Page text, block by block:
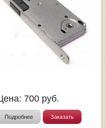
700 руб.
Подробнее Заказать